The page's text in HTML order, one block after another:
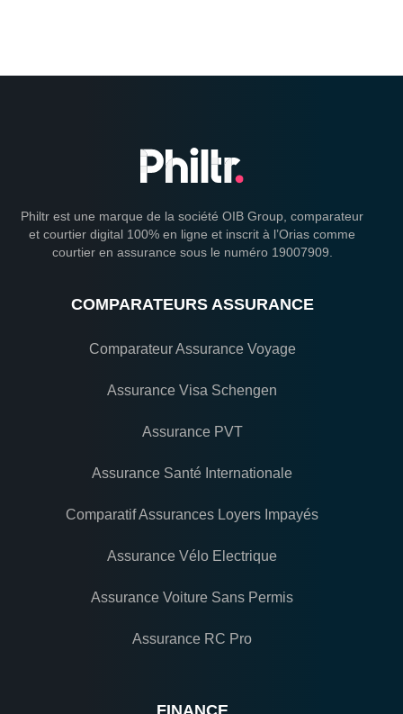
Philtr est une marque de la société OIB Group, comparateur
et courtier digital 100% en ligne et inscrit à l’Orias comme
courtier en assurance sous le numéro 19007909.
COMPARATEURS ASSURANCE
Comparateur Assurance Voyage
Assurance Visa Schengen
Assurance PVT
Assurance Santé Internationale
Comparatif Assurances Loyers Impayés
Assurance Vélo Electrique
Assurance Voiture Sans Permis
Assurance RC Pro
FINANCE